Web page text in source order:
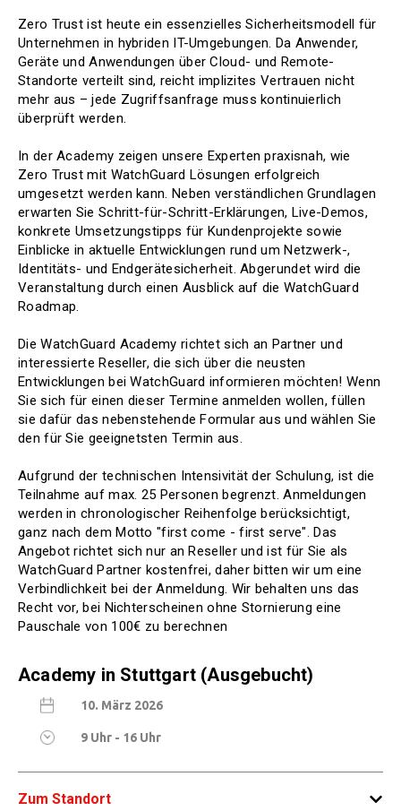
Zero Trust ist heute ein essenzielles Sicherheitsmodell für
Unternehmen in hybriden IT-Umgebungen. Da Anwender,
Geräte und Anwendungen über Cloud- und Remote-
Standorte verteilt sind, reicht implizites Vertrauen nicht
mehr aus – jede Zugriffsanfrage muss kontinuierlich
überprüft werden.
In der Academy zeigen unsere Experten praxisnah, wie
Zero Trust mit WatchGuard Lösungen erfolgreich
umgesetzt werden kann. Neben verständlichen Grundlagen
erwarten Sie Schritt-für-Schritt-Erklärungen, Live-Demos,
konkrete Umsetzungstipps für Kundenprojekte sowie
Einblicke in aktuelle Entwicklungen rund um Netzwerk-,
Identitäts- und Endgerätesicherheit. Abgerundet wird die
Veranstaltung durch einen Ausblick auf die WatchGuard
Roadmap.
Die WatchGuard Academy richtet sich an Partner und
interessierte Reseller, die sich über die neusten
Entwicklungen bei WatchGuard informieren möchten! Wenn
Sie sich für einen dieser Termine anmelden wollen, füllen
sie dafür das nebenstehende Formular aus und wählen Sie
den für Sie geeignetsten Termin aus.
Aufgrund der technischen Intensivität der Schulung, ist die
Teilnahme auf max. 25 Personen begrenzt. Anmeldungen
werden in chronologischer Reihenfolge berücksichtigt,
ganz nach dem Motto "first come - first serve". Das
Angebot richtet sich nur an Reseller und ist für Sie als
WatchGuard Partner kostenfrei, daher bitten wir um eine
Verbindlichkeit bei der Anmeldung. Wir behalten uns das
Recht vor, bei Nichterscheinen ohne Stornierung eine
Pauschale von 100€ zu berechnen
Academy in Stuttgart (Ausgebucht)
10. März 2026
9 Uhr - 16 Uhr
Zum Standort